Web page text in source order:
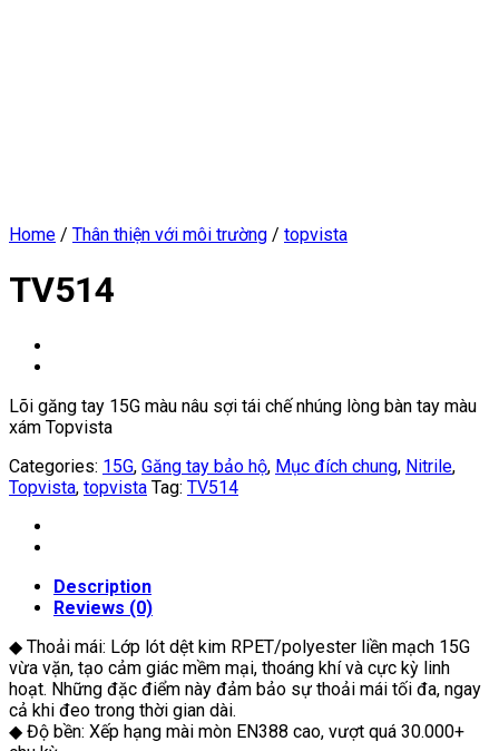
Home / Thân thiện với môi trường / topvista
TV514
Lõi găng tay 15G màu nâu sợi tái chế nhúng lòng bàn tay màu
xám Topvista
Categories: 15G, Găng tay bảo hộ, Mục đích chung, Nitrile,
Topvista, topvista Tag: TV514
Description
Reviews (0)
◆ Thoải mái: Lớp lót dệt kim RPET/polyester liền mạch 15G
vừa vặn, tạo cảm giác mềm mại, thoáng khí và cực kỳ linh
hoạt. Những đặc điểm này đảm bảo sự thoải mái tối đa, ngay
cả khi đeo trong thời gian dài.
◆ Độ bền: Xếp hạng mài mòn EN388 cao, vượt quá 30.000+